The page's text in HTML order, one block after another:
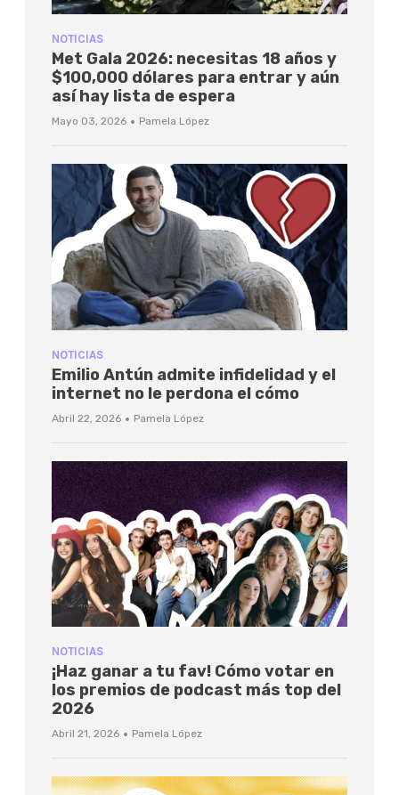
NOTICIAS
Met Gala 2026: necesitas 18 años y
$100,000 dólares para entrar y aún
así hay lista de espera
Mayo 03, 2026 · Pamela López
NOTICIAS
Emilio Antún admite infidelidad y el
internet no le perdona el cómo
Abril 22, 2026 · Pamela López
NOTICIAS
¡Haz ganar a tu fav! Cómo votar en
los premios de podcast más top del
2026
Abril 21, 2026 · Pamela López